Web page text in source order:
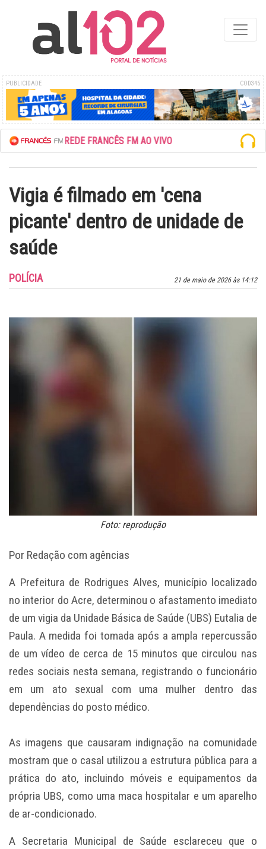
PUBLICIDADE COD345
ESCUTE A REDE FRANCÊS FM AO VIVO
Vigia é filmado em 'cena
picante' dentro de unidade de
saúde
21 de maio de 2026 às 14:12
POLÍCIA
Foto: reprodução
Por Redação com agências
A Prefeitura de Rodrigues Alves, município localizado
no interior do Acre, determinou o afastamento imediato
de um vigia da Unidade Básica de Saúde (UBS) Eutalia de
Paula. A medida foi tomada após a ampla repercussão
de um vídeo de cerca de 15 minutos que circulou nas
redes sociais nesta semana, registrando o funcionário
em um ato sexual com uma mulher dentro das
dependências do posto médico.
As imagens que causaram indignação na comunidade
mostram que o casal utilizou a estrutura pública para a
prática do ato, incluindo móveis e equipamentos da
própria UBS, como uma maca hospitalar e um aparelho
de ar-condicionado.
A Secretaria Municipal de Saúde esclareceu que o